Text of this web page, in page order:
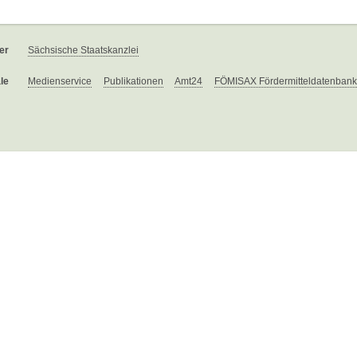
Sächsische Staatskanzlei
Medienservice Publikationen Amt24 FÖMISAX Fördermitteldatenbank